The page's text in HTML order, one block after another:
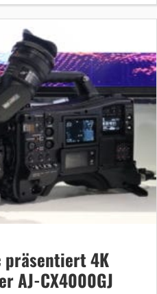
präsentiert 4K
AJ-CX4000GJ